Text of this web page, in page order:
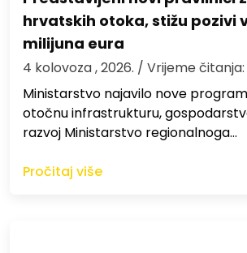
hrvatskih otoka, stižu pozivi
milijuna eura
4 kolovoza , 2026. / Vrijeme
Ministarstvo najavilo nove
otočnu infrastrukturu,
razvoj Ministarstvo regionalnoga…
Pročitaj više